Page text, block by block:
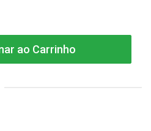
ao Carrinho